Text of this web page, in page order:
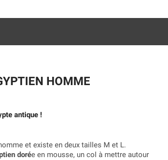
HOMME
antique !
et existe en deux tailles M et L.
dorée en mousse, un col à mettre autour